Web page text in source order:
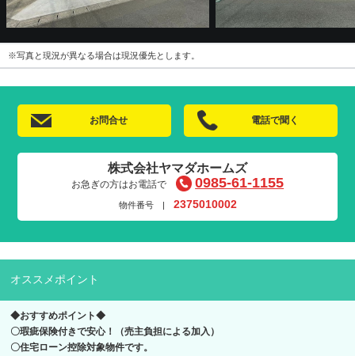
※写真と現況が異なる場合は現況優先とします。
お問合せ 電話で聞く
株式会社ヤマダホームズ
お急ぎの方はお電話で 0985-61-1155
物件番号 | 2375010002
オススメポイント
◆おすすめポイント◆
〇瑕疵保険付きで安心！（売主負担による加入）
〇住宅ローン控除対象物件です。